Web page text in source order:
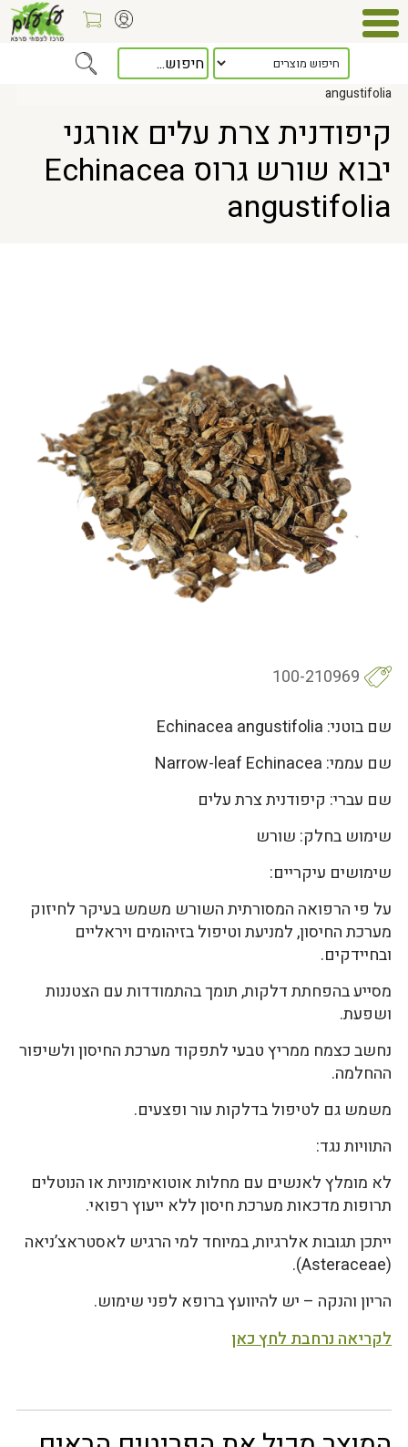
> קיפודנית צרת עלים אורגני יבוא שורש גרוס Echinacea
angustifolia
קיפודנית צרת עלים אורגני
יבוא שורש גרוס Echinacea
angustifolia
100-210969
שם בוטני: Echinacea angustifolia
שם עממי: Narrow-leaf Echinacea
שם עברי: קיפודנית צרת עלים
שימוש בחלק: שורש
שימושים עיקריים:
על פי הרפואה המסורתית השורש משמש בעיקר לחיזוק
מערכת החיסון, למניעת וטיפול בזיהומים ויראליים
ובחיידקים.
מסייע בהפחתת דלקות, תומך בהתמודדות עם הצטננות
ושפעת.
נחשב כצמח ממריץ טבעי לתפקוד מערכת החיסון ולשיפור
ההחלמה.
משמש גם לטיפול בדלקות עור ופצעים.
התוויות נגד:
לא מומלץ לאנשים עם מחלות אוטואימוניות או הנוטלים
תרופות מדכאות מערכת חיסון ללא ייעוץ רפואי.
ייתכן תגובות אלרגיות, במיוחד למי הרגיש לאסטראצ’ניאה
(Asteraceae).
הריון והנקה – יש להיוועץ ברופא לפני שימוש.
לקריאה נרחבת לחץ כאן